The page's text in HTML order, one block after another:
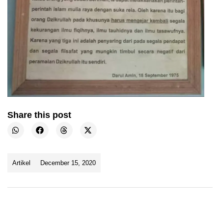
Share this post
Artikel December 15, 2020